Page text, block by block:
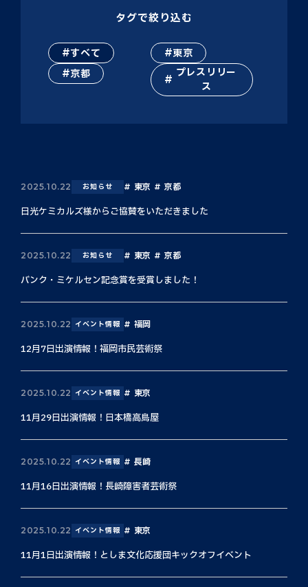
タグで絞り込む
すべて
東京
京都
プレスリリー
ス
2025.10.22 お知らせ 東京 京都
日光ケミカルズ様からご協賛をいただきました
2025.10.22 お知らせ 東京 京都
バンク・ミケルセン記念賞を受賞しました！
2025.10.22 イベント情報 福岡
12月7日出演情報！福岡市民芸術祭
2025.10.22 イベント情報 東京
11月29日出演情報！日本橋高島屋
2025.10.22 イベント情報 長崎
11月16日出演情報！長崎障害者芸術祭
2025.10.22 イベント情報 東京
11月1日出演情報！としま文化応援団キックオフイベント